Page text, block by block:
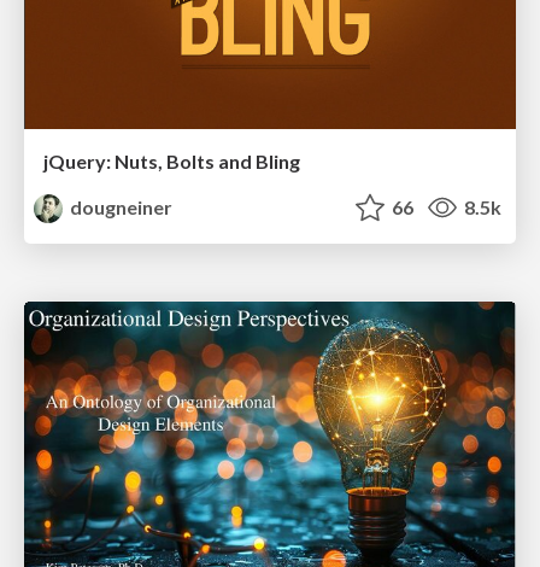
jQuery: Nuts, Bolts and Bling
dougneiner
66 8.5k